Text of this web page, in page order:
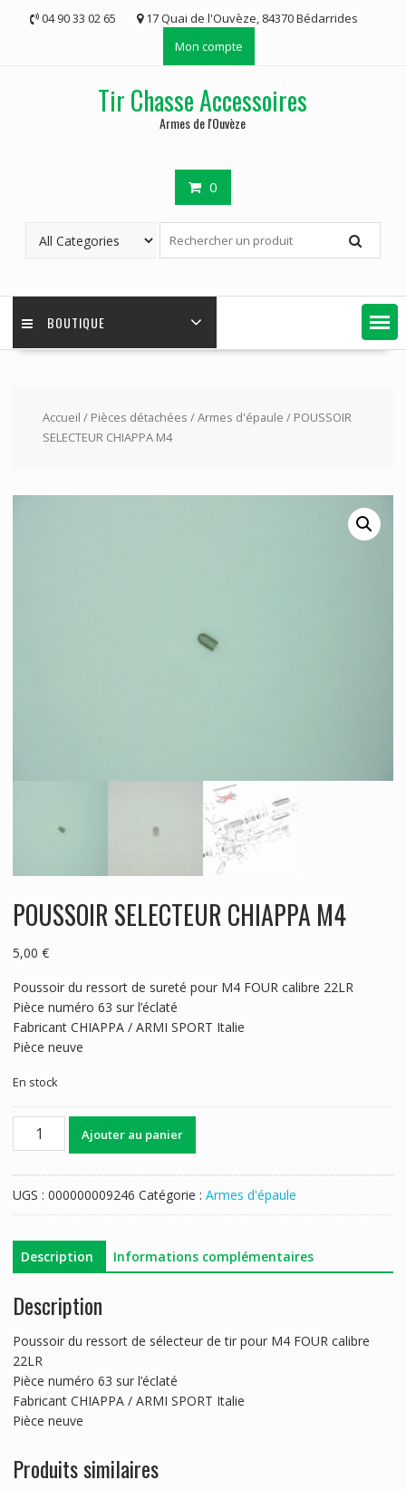
04 90 33 02 65
17 Quai de l'Ouvèze, 84370 Bédarrides
Mon compte
Tir Chasse Accessoires
Armes de l'Ouvèze
0
BOUTIQUE
Accueil / Pièces détachées /Armes d'épaule / POUSSOIR
SELECTEUR CHIAPPA M4
POUSSOIR SELECTEUR CHIAPPA M4
5,00 €
Poussoir du ressort de sureté pour M4 FOUR calibre 22LR
Pièce numéro 63 sur l’éclaté
Fabricant CHIAPPA / ARMI SPORT Italie
Pièce neuve
En stock
quantité
CHIAPPA
Ajouter au panier
UGS : 000000009246 Catégorie : Armes d'épaule
Description Informations complémentaires
Description
Poussoir du ressort de sélecteur de tir pour M4 FOUR calibre
22LR
Pièce numéro 63 sur l’éclaté
Fabricant CHIAPPA / ARMI SPORT Italie
Pièce neuve
Produits similaires